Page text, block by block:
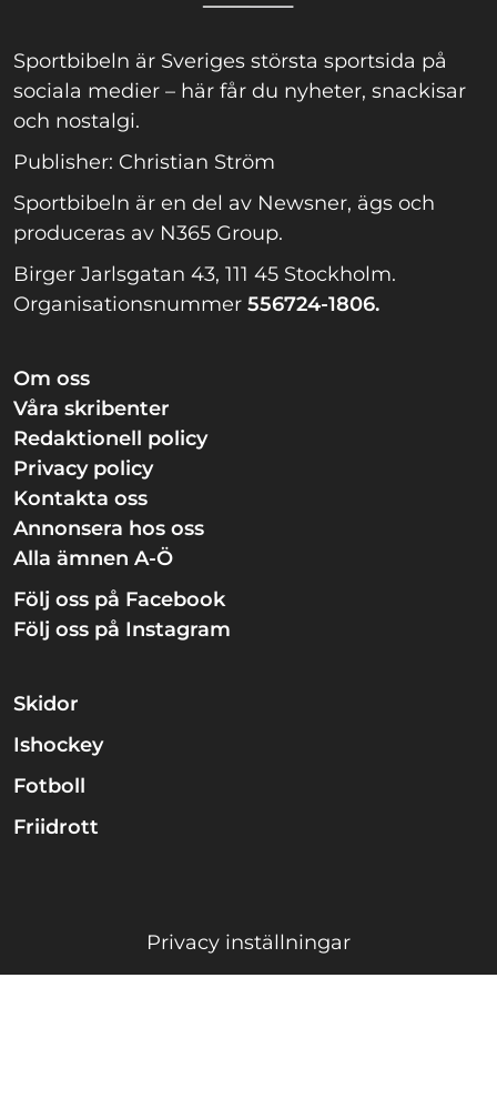
Sportbibeln är Sveriges största sportsida på
sociala medier – här får du nyheter, snackisar
och nostalgi.
Publisher: Christian Ström
Sportbibeln är en del av Newsner, ägs och
produceras av N365 Group.
Birger Jarlsgatan 43, 111 45 Stockholm.
Organisationsnummer 556724-1806.
Om oss
Våra skribenter
Redaktionell policy
Privacy policy
Kontakta oss
Annonsera hos oss
Alla ämnen A-Ö
Följ oss på Facebook
Följ oss på Instagram
Skidor
Ishockey
Fotboll
Friidrott
Privacy inställningar